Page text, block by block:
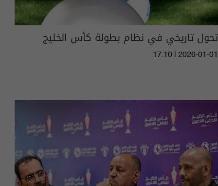
تحول تاريخي في نظام بطولة كأس الخليج
17:10 | 2026-01-01